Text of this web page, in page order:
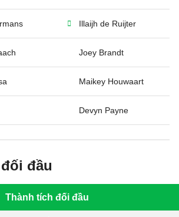
Illaijh de Ruijter
Joey Brandt
Maikey Houwaart
Devyn Payne
đầu
Thành tích đối đầu